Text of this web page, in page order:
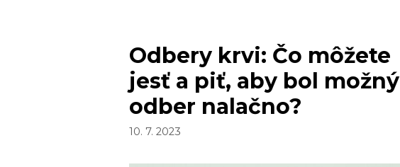
Odbery krvi: Čo môžete
jesť a piť, aby bol možný
odber nalačno?
10. 7. 2023